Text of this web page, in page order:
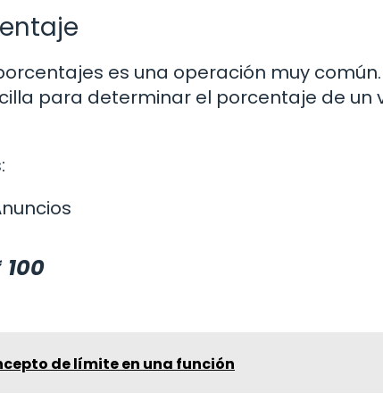
es una operación muy común.
para determinar el porcentaje de un
de límite en una función